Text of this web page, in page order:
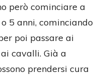
però cominciare a
5 anni, cominciando
poi passare ai
cavalli. Già a
prendersi cura